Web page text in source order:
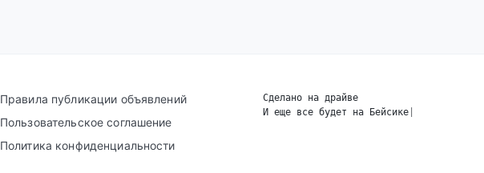
Правила публикации объявлений
Пользовательское соглашение
Политика конфиденциальности
Сделано на драйве
И еще все будет на Бейсике